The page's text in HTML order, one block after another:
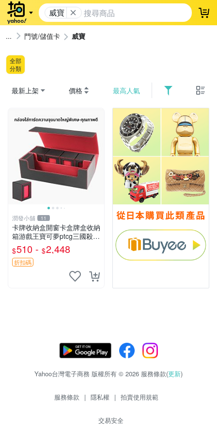
威寶 登
門號/儲值卡 威寶
全部
分類
最新上架 價格 最高人氣
潤發小舖 11
卡牌收納盒開窗卡盒牌盒收納
箱游戲王寶可夢ptcg三國殺海
賊王dtcg
$510 - $2,448
折扣碼
Yahoo台灣電子商務 版權所有 © 2026 服務條款(更新)
服務條款 | 隱私權 | 拍賣使用規範
交易安全